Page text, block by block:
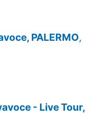
PALERMO,
- Live Tour,